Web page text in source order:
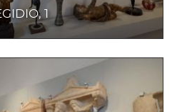
1